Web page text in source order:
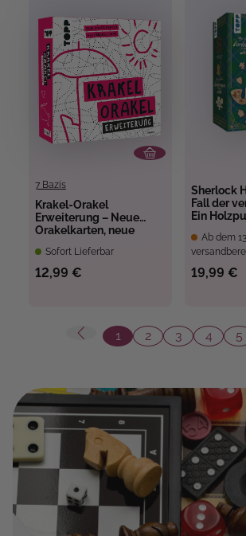
7 Bazis
Krakel-Orakel
Erweiterung – Neue
Orakelkarten, neue
Sofort Lieferbar
12,99 €
Sherlock
Fall der
Ein
Ab dem
19,99 €
Seite
1
Seite
2
Seite
3
Seite
4 5